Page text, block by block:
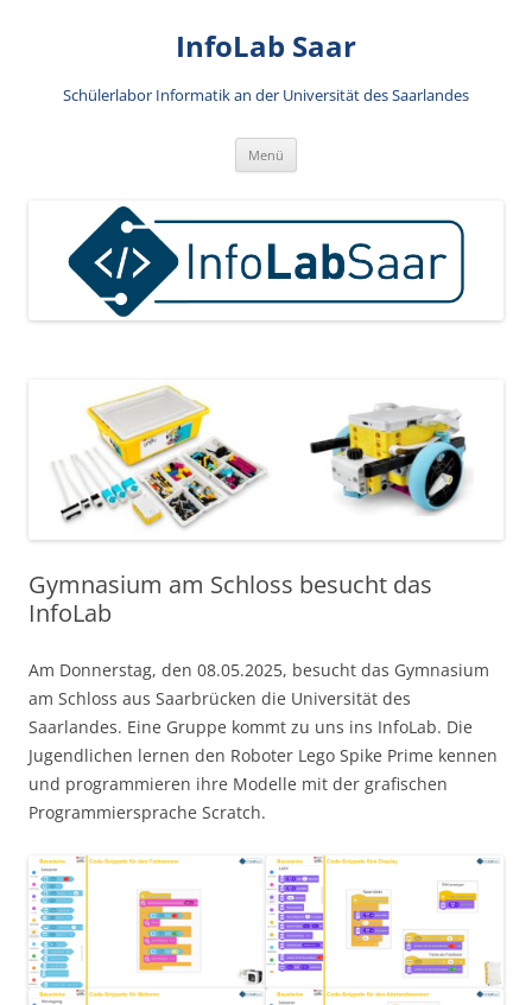
InfoLab Saar
Schülerlabor Informatik an der Universität des Saarlandes
Menü
Gymnasium am Schloss besucht das
InfoLab
Am Donnerstag, den 08.05.2025, besucht das Gymnasium
am Schloss aus Saarbrücken die Universität des
Saarlandes. Eine Gruppe kommt zu uns ins InfoLab. Die
Jugendlichen lernen den Roboter Lego Spike Prime kennen
und programmieren ihre Modelle mit der grafischen
Programmiersprache Scratch.